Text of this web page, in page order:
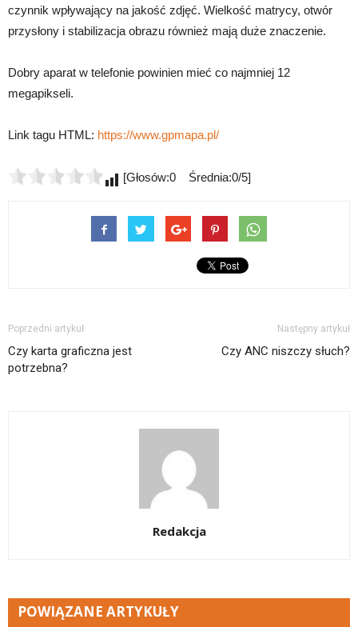
czynnik wpływający na jakość zdjęć. Wielkość matrycy, otwór
przysłony i stabilizacja obrazu również mają duże znaczenie.
Dobry aparat w telefonie powinien mieć co najmniej 12
megapikseli.
Link tagu HTML: https://www.gpmapa.pl/
[Głosów:0 Średnia:0/5]
Poprzedni artykuł
Czy karta graficzna jest
potrzebna?
Następny artykuł
Czy ANC niszczy słuch?
Redakcja
POWIĄZANE ARTYKUŁY